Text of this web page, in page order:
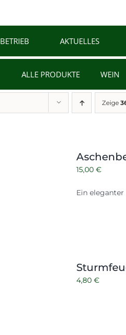
BETRIEB AKTUELLES
ALLE PRODUKTE WEIN
Zeige
15,00 €
Ein
4,80 €